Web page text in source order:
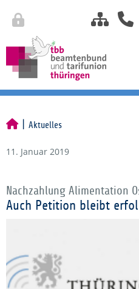
Aktuelles
11. Januar 2019
Nachzahlung Alimentation
Auch Petition bleibt